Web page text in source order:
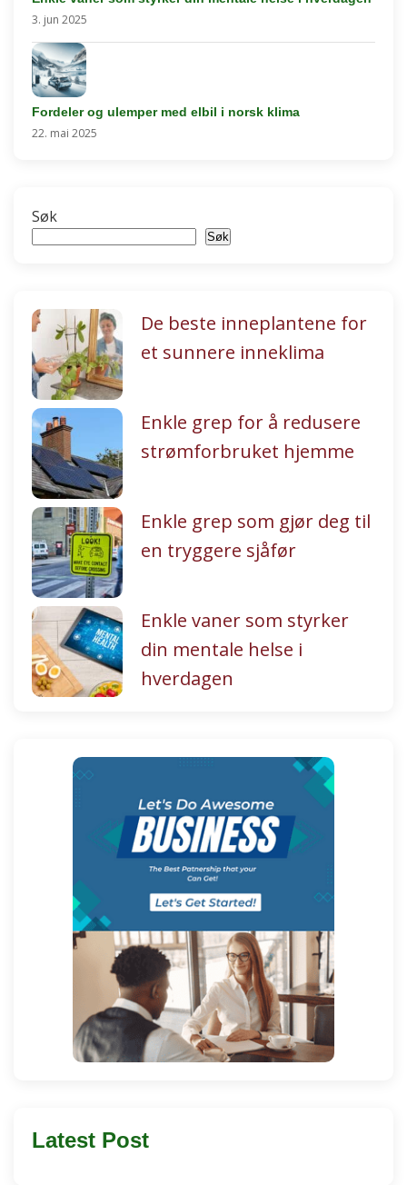
3. jun 2025
Fordeler og ulemper med elbil i norsk klima
22. mai 2025
Søk
Søk
De beste inneplantene for
et sunnere inneklima
Enkle grep for å redusere
strømforbruket hjemme
Enkle grep som gjør deg til
en tryggere sjåfør
Enkle vaner som styrker
din mentale helse i
hverdagen
Latest Post